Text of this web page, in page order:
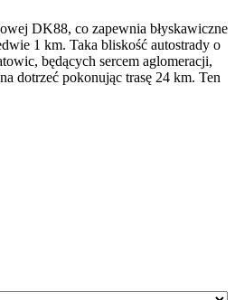
DK88, co zapewnia błyskawiczne
1 km. Taka bliskość autostrady o
będących sercem aglomeracji,
dotrzeć pokonując trasę 24 km. Ten